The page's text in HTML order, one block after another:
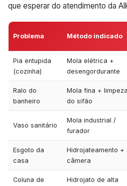
que esperar do atendimento da
Problema Método indicado
Pia entupida
(cozinha)
Mola elétrica +
desengordurante
Ralo do
banheiro
Mola fina + limpeza
do sifão
Vaso sanitário
Mola industrial /
furador
Esgoto da
casa
Hidrojateamento +
câmera
Coluna de
Hidrojato de alta